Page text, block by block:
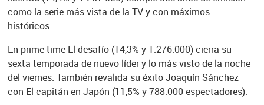
como la serie más vista de la TV y con máximos
históricos.
En prime time El desafío (14,3% y 1.276.000) cierra su
sexta temporada de nuevo líder y lo más visto de la noche
del viernes. También revalida su éxito Joaquín Sánchez
con El capitán en Japón (11,5% y 788.000 espectadores).